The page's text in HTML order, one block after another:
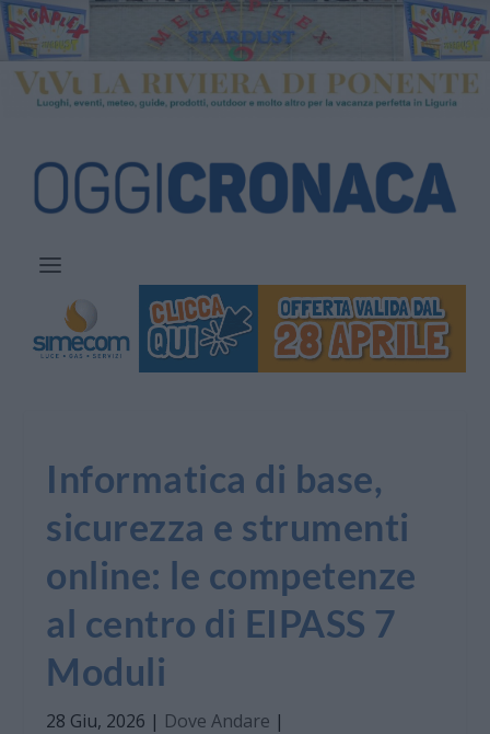
Informatica di base,
sicurezza e strumenti
online: le competenze
al centro di EIPASS 7
Moduli
28 Giu, 2026 | Dove Andare |